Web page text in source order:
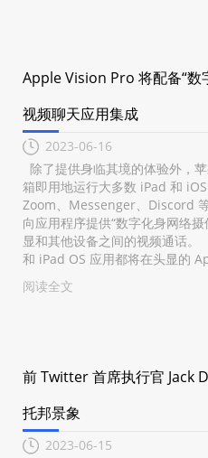
Apple Vision Pro 将配备“数
视频聊天应用集成
2023-06-16
除了提供身临其境的体验外，
箱即用地运行大多数 iPad 和
Zoom、Messenger、Discord
向应用程序提供“数字化身网络
显和其他设备之间的视频通话
和 iPad OS 应用都将在头显的
阅读全文
前 Twitter 首席执行官 Jack
托邦景象
2023-06-15